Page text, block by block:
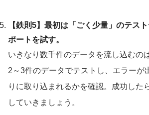
【鉄則5】最初は「ごく少量」のテス
ポートを試す。
いきなり数千件のデータを流し込むの
2～3件のデータでテストし、エラーが
りに取り込まれるかを確認。成功した
していきましょう。